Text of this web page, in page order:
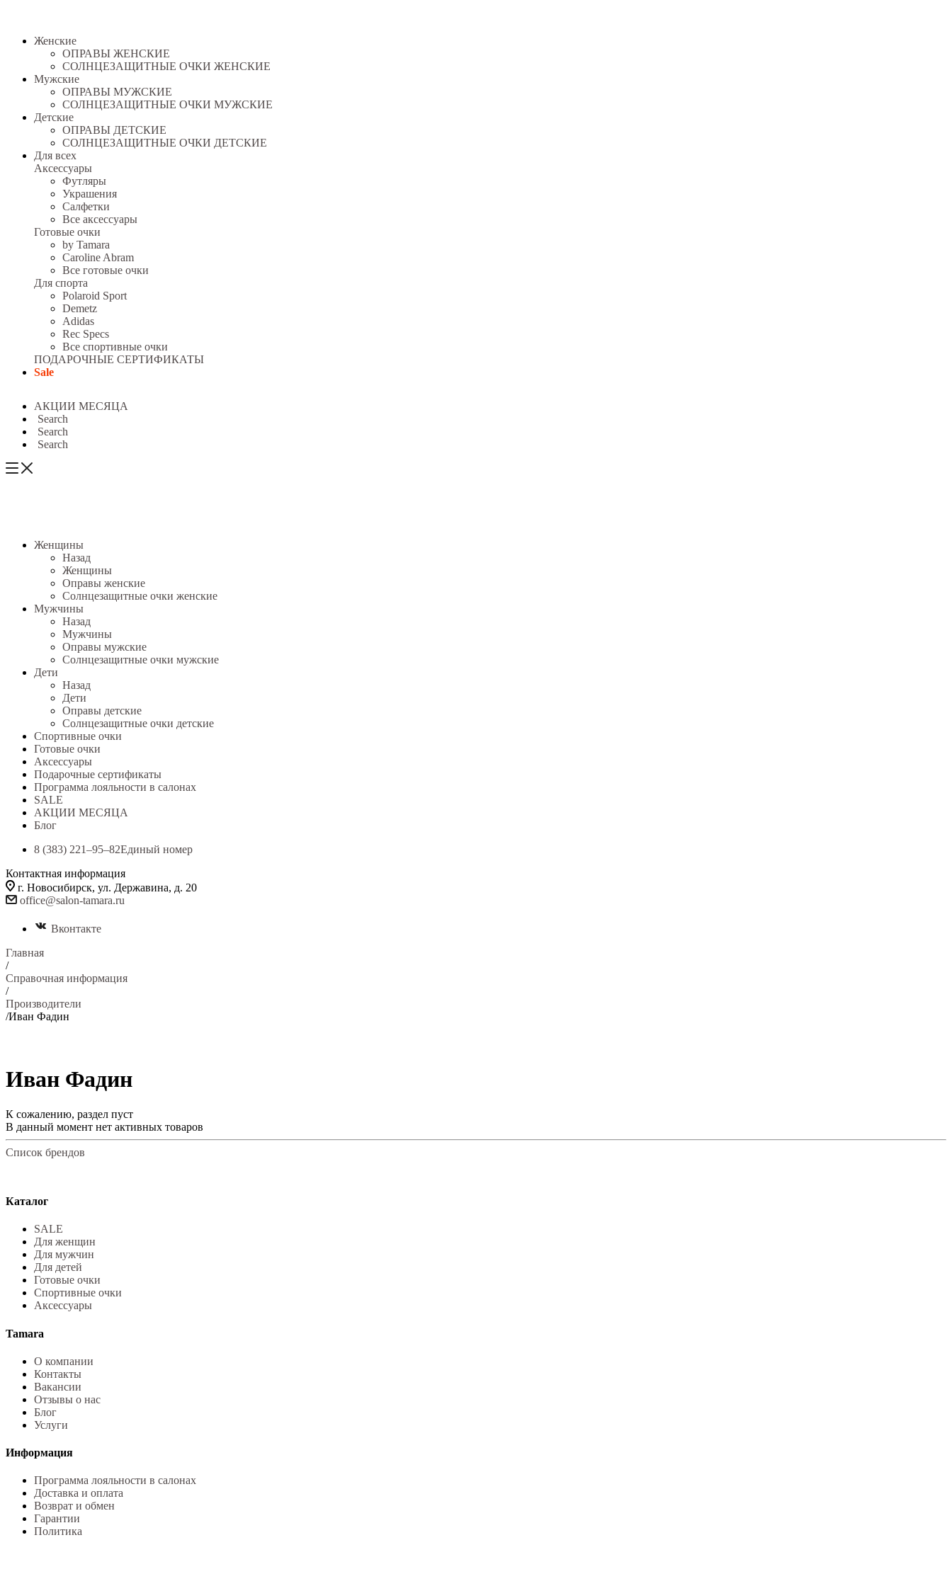
Женские
ОПРАВЫ ЖЕНСКИЕ
СОЛНЦЕЗАЩИТНЫЕ ОЧКИ ЖЕНСКИЕ
Мужские
ОПРАВЫ МУЖСКИЕ
СОЛНЦЕЗАЩИТНЫЕ ОЧКИ МУЖСКИЕ
Детские
ОПРАВЫ ДЕТСКИЕ
СОЛНЦЕЗАЩИТНЫЕ ОЧКИ ДЕТСКИЕ
Для всех
Аксессуары
Футляры
Украшения
Салфетки
Все аксессуары
Готовые очки
by Tamara
Caroline Abram
Все готовые очки
Для спорта
Polaroid Sport
Demetz
Adidas
Rec Specs
Все спортивные очки
ПОДАРОЧНЫЕ СЕРТИФИКАТЫ
Sale
АКЦИИ МЕСЯЦА
Search
Search
Search
Женщины
Назад
Женщины
Оправы женские
Солнцезащитные очки женские
Мужчины
Назад
Мужчины
Оправы мужские
Солнцезащитные очки мужские
Дети
Назад
Дети
Оправы детские
Солнцезащитные очки детские
Спортивные очки
Готовые очки
Аксессуары
Подарочные сертификаты
Программа лояльности в салонах
SALE
АКЦИИ МЕСЯЦА
Блог
8 (383) 221‒95‒82Единый номер
Контактная информация
г. Новосибирск, ул. Державина, д. 20
office@salon-tamara.ru
Вконтакте
Главная
/
Справочная информация
/
Производители
/Иван Фадин
Иван Фадин
К сожалению, раздел пуст
В данный момент нет активных товаров
Список брендов
Каталог
SALE
Для женщин
Для мужчин
Для детей
Готовые очки
Спортивные очки
Аксессуары
Tamara
О компании
Контакты
Вакансии
Отзывы о нас
Блог
Услуги
Информация
Программа лояльности в салонах
Доставка и оплата
Возврат и обмен
Гарантии
Политика